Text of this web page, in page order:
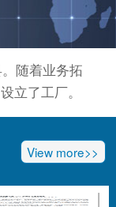
随着业务拓
立了工厂。
View more>>